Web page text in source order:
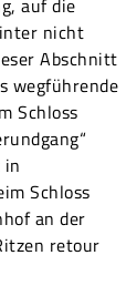
auf die
nicht
Abschnitt
wegführende
Schloss
Schloss
an der
retour